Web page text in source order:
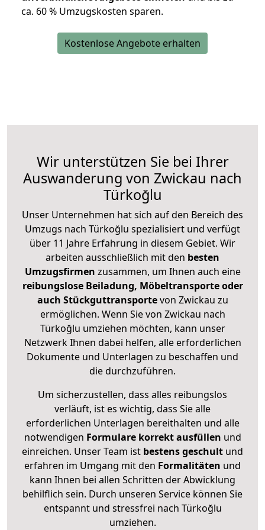
ca. 60 % Umzugskosten sparen.
Kostenlose Angebote erhalten
Wir unterstützen Sie bei Ihrer
Auswanderung von Zwickau nach
Türkoğlu
Unser Unternehmen hat sich auf den Bereich des
Umzugs nach Türkoğlu spezialisiert und verfügt
über 11 Jahre Erfahrung in diesem Gebiet. Wir
arbeiten ausschließlich mit den besten
Umzugsfirmen zusammen, um Ihnen auch eine
reibungslose Beiladung, Möbeltransporte oder
auch Stückguttransportevon Zwickau zu
ermöglichen. Wenn Sie von Zwickau nach
Türkoğlu umziehen möchten, kann unser
Netzwerk Ihnen dabei helfen, alle erforderlichen
Dokumente und Unterlagen zu beschaffen und
die durchzuführen.
Um sicherzustellen, dass alles reibungslos
verläuft, ist es wichtig, dass Sie alle
erforderlichen Unterlagen bereithalten und alle
notwendigen Formulare korrekt ausfüllen und
einreichen. Unser Team ist bestens geschult und
erfahren im Umgang mit den Formalitäten und
kann Ihnen bei allen Schritten der Abwicklung
behilflich sein. Durch unseren Service können Sie
entspannt und stressfrei nach Türkoğlu
umziehen.